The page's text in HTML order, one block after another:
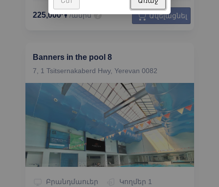
Ավելացնել
225,000֏ /ամիս
Banners in the pool 8
7, 1 Tsitsernakaberd Hwy, Yerevan 0082
Բրանդմաուեր
Կողմեր 1